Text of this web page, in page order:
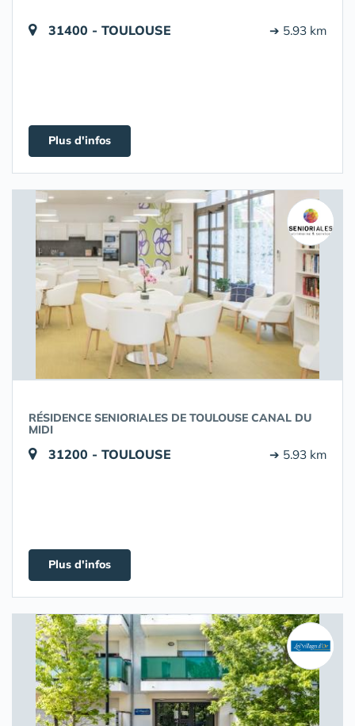
31400 - TOULOUSE ➔ 5.93 km
Plus d'infos
RÉSIDENCE SENIORIALES DE TOULOUSE CANAL DU
MIDI
31200 - TOULOUSE ➔ 5.93 km
Plus d'infos